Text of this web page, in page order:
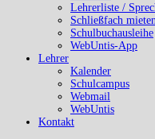
Lehrerliste /
Schließfach
Schulbuchausleihe
WebUntis-App
Lehrer
Kalender
Schulcampus
Webmail
WebUntis
Kontakt